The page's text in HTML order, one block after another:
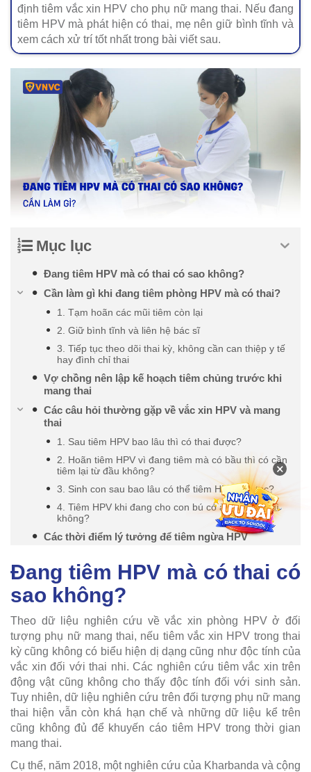
định tiêm vắc xin HPV cho phụ nữ mang thai. Nếu đang
tiêm HPV mà phát hiện có thai, mẹ nên giữ bình tĩnh và
xem cách xử trí tốt nhất trong bài viết sau.
Mục lục
Đang tiêm HPV mà có thai có sao không?
Cần làm gì khi đang tiêm phòng HPV mà có thai?
1. Tạm hoãn các mũi tiêm còn lại
2. Giữ bình tĩnh và liên hệ bác sĩ
3. Tiếp tục theo dõi thai kỳ, không cần can thiệp y tế
hay đình chỉ thai
Vợ chồng nên lập kế hoạch tiêm chủng trước khi
mang thai
Các câu hỏi thường gặp về vắc xin HPV và mang
thai
1. Sau tiêm HPV bao lâu thì có thai được?
2. Hoãn tiêm HPV vì đang tiêm mà có bầu thì có cần
tiêm lại từ đầu không?
3. Sinh con sau bao lâu có thể tiêm HPV tiếp tục?
4. Tiêm HPV khi đang cho con bú có ảnh hưởng gì
không?
Các thời điểm lý tưởng để tiêm ngừa HPV
Đang tiêm HPV mà có thai có
sao không?
Theo dữ liệu nghiên cứu về vắc xin phòng HPV ở đối
tượng phụ nữ mang thai, nếu tiêm vắc xin HPV trong thai
kỳ cũng không có biểu hiện dị dạng cũng như độc tính của
vắc xin đối với thai nhi. Các nghiên cứu tiêm vắc xin trên
động vật cũng không cho thấy độc tính đối với sinh sản.
Tuy nhiên, dữ liệu nghiên cứu trên đối tượng phụ nữ mang
thai hiện vẫn còn khá hạn chế và những dữ liệu kể trên
cũng không đủ để khuyến cáo tiêm HPV trong thời gian
mang thai.
Cụ thể, năm 2018, một nghiên cứu của Kharbanda và cộng
×